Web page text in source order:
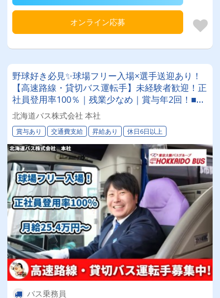
オンライン応募
野球好き必見✨球場フリー入場×選手送迎あり！
【高速路線・貸切バス運転手】未経験者歓迎！正
社員登用率100％｜残業少なめ｜賞与年2回！■従
業員約1,200名、車両400台。全国に展開する東
京バスグループのグループ会社です！
北海道バス株式会社 本社
賞与あり 交通費支給 昇給あり 休日6日以上
バス乗務員